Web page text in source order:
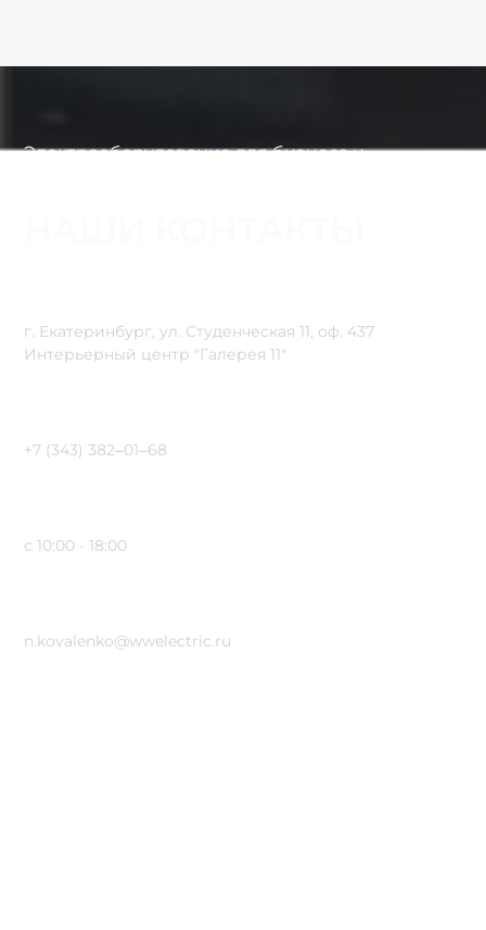
Электрооборудование для бизнеса и
г. Екатеринбург, ул. Студенческая 11, оф. 437
Интерьерный центр "Галерея 11"
+7 (343) 382‒01‒68
с 10:00 - 18:00
n.kovalenko@wwelectric.ru